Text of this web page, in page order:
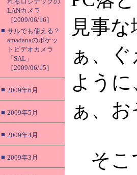
LANカメラ
［2009/06/16］
■ サルでも使える？
amadanaのポケッ
トビデオカメラ
「SAL」
［2009/06/15］
■ 2009年6月
■ 2009年5月
■ 2009年4月
■ 2009年3月
見事
ぁ、
よう
ぁ、
そこ